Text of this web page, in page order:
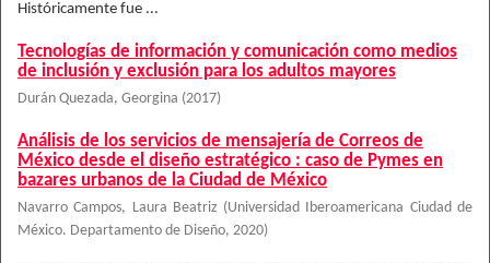
Históricamente fue ...
Tecnologías de información y comunicación como medios
de inclusión y exclusión para los adultos mayores
Durán Quezada, Georgina (2017)
Análisis de los servicios de mensajería de Correos de
México desde el diseño estratégico : caso de Pymes en
bazares urbanos de la Ciudad de México
Navarro Campos, Laura Beatriz (Universidad Iberoamericana Ciudad de
México. Departamento de Diseño, 2020)